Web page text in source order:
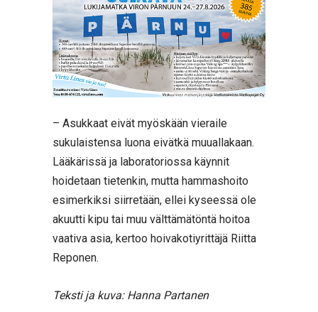
– Asukkaat eivät myöskään vieraile
sukulaistensa luona eivätkä muuallakaan.
Lääkärissä ja laboratoriossa käynnit
hoidetaan tietenkin, mutta hammashoito
esimerkiksi siirretään, ellei kyseessä ole
akuutti kipu tai muu välttämätöntä hoitoa
vaativa asia, kertoo hoivakotiyrittäjä Riitta
Reponen.
Teksti ja kuva: Hanna Partanen